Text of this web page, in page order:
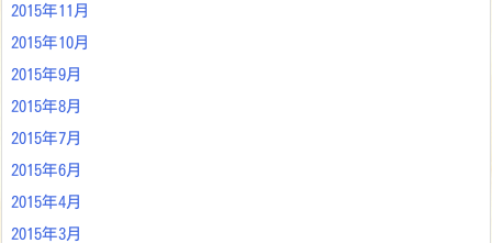
2015年11月
2015年10月
2015年9月
2015年8月
2015年7月
2015年6月
2015年4月
2015年3月